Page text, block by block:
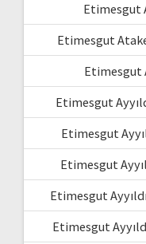
Etimesgut
Etimesgut
Etimesgut
Etimesgut
Etimesgut
Etimesgut
Etimesgut
Etimesgut